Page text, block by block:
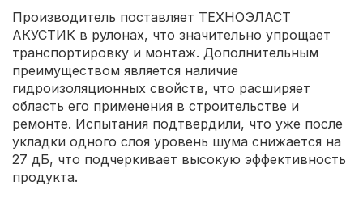
Производитель поставляет ТЕХНОЭЛАСТ
АКУСТИК в рулонах, что значительно упрощает
транспортировку и монтаж. Дополнительным
преимуществом является наличие
гидроизоляционных свойств, что расширяет
область его применения в строительстве и
ремонте. Испытания подтвердили, что уже после
укладки одного слоя уровень шума снижается на
27 дБ, что подчеркивает высокую эффективность
продукта.